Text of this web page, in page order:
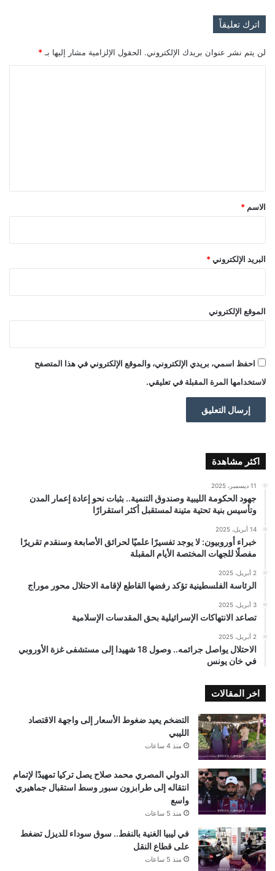
اترك تعليقاً
لن يتم نشر عنوان بريدك الإلكتروني. الحقول الإلزامية مشار إليها بـ *
*
الاسم *
البريد الإلكتروني *
الموقع الإلكتروني
احفظ اسمي، بريدي الإلكتروني، والموقع الإلكتروني في هذا المتصفح
لاستخدامها المرة المقبلة في تعليقي.
اكثر مشاهدة
11 ديسمبر، 2025
جهود الحكومة الليبية وصندوق التنمية.. بثبات نحو إعادة إعمار المدن
وتأسيس بنية تحتية متينة لمستقبل أكثر استقرارًا
14 أبريل، 2025
خبراء أوروبيون: لا يوجد تفسيرًا علميًا لحرائق الأصابعة وسنقدم تقريرًا
مفصلًا للجهات المختصة الأيام المقبلة
2 أبريل، 2025
الرئاسة الفلسطينية تؤكد رفضها القاطع لإقامة الاحتلال محور موراج
3 أبريل، 2025
تصاعد الانتهاكات الإسرائيلية بحق المقدسات الإسلامية
2 أبريل، 2025
الاحتلال يواصل جرائمه.. وصول 18 شهيدا إلى مستشفى غزة الأوروبي
في خان يونس
اخر المقالات
التضخم يعيد ضغوط الأسعار إلى واجهة الاقتصاد
الليبي
منذ 4 ساعات
الدولي المصري محمد صلاح يصل تركيا تمهيدًا لإتمام
انتقاله إلى طرابزون سبور وسط استقبال جماهيري
واسع
منذ 5 ساعات
في ليبيا الغنية بالنفط.. سوق سوداء للديزل تضغط
على قطاع النقل
منذ 5 ساعات